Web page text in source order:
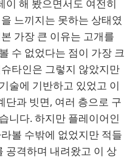
이 해 봤으면서도 여전히
느끼지는 못하는 상태였
가장 큰 이유는 고개를
수 없었다는 점이 가장 크
타인은 그렇지 않았지만
술에 기반하고 있었고 이
단과 빗면, 여러 층으로 구
니다. 하지만 플레이어인
볼 수밖에 없었지만 적들
공격하며 내려왔고 이 상